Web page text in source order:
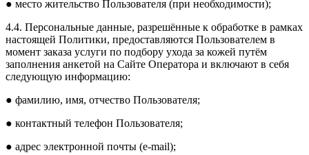
● место жительство Пользователя (при необходимости);
4.4. Персональные данные, разрешённые к обработке в рамках
настоящей Политики, предоставляются Пользователем в
момент заказа услуги по подбору ухода за кожей путём
заполнения анкетой на Сайте Оператора и включают в себя
следующую информацию:
● фамилию, имя, отчество Пользователя;
● контактный телефон Пользователя;
● адрес электронной почты (e-mail);